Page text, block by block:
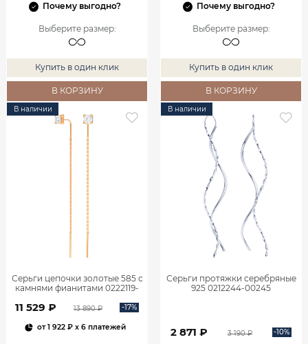
Почему выгодно?
Выберите размер:
Купить в один клик
В КОРЗИНУ
Почему выгодно?
Выберите размер:
Купить в один клик
В КОРЗИНУ
В наличии
Серьги цепочки золотые 585 с
камнями фианитами 0222119-
11 529 ₽ 13 890 ₽ -17%
от1 922 ₽x 6 платежей
В наличии
Серьги протяжки серебряные
925 0212244-00245
2 871 ₽ 3 190 ₽ -10%